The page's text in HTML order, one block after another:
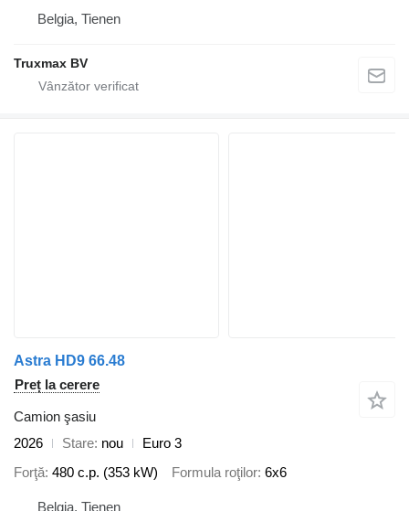
Belgia, Tienen
Truxmax BV
Astra HD9 66.48
Preț la cerere
Camion şasiu
2026
Stare nou
Euro 3
Forţă 480 c.p. (353 kW) Formula roţilor 6x6
Belgia, Tienen